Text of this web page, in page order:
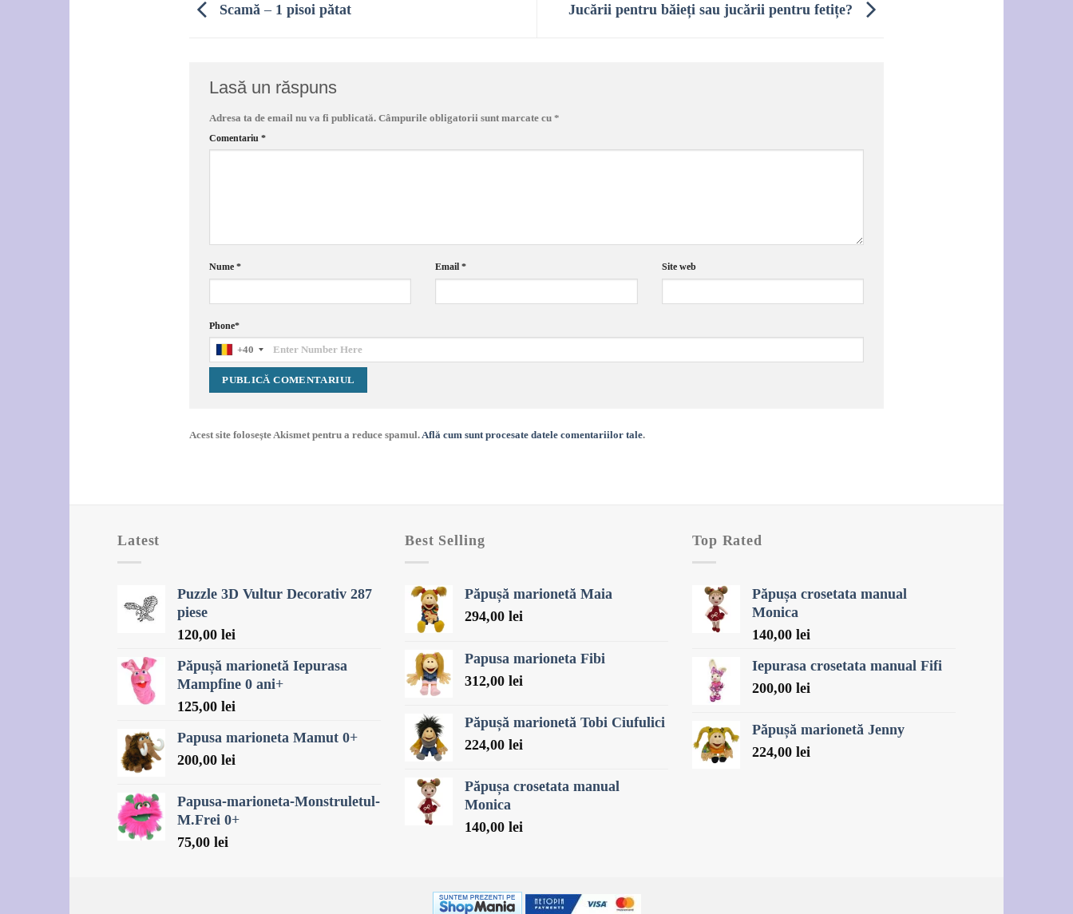
Scamă – 1 pisoi pătat Jucării pentru băieți sau jucării pentru fetițe?
Lasă un răspuns
Adresa ta de email nu va fi publicată. Câmpurile obligatorii sunt marcate cu *
Comentariu *
Nume * Email* Site web
Phone*
+40
Acest site folosește Akismet pentru a reduce spamul. Află cum sunt procesate datele comentariilor tale.
Latest
Puzzle 3D Vultur Decorativ 287
piese
120,00 lei
Păpușă marionetă Iepurasa
Mampfine 0 ani+
125,00 lei
Papusa marioneta Mamut 0+
200,00 lei
Papusa-marioneta-Monstruletul-
M.Frei 0+
75,00 lei
Best Selling
Păpușă marionetă Maia
294,00 lei
Papusa marioneta Fibi
312,00 lei
Păpușă marionetă Tobi Ciufulici
224,00 lei
Păpușa crosetata manual
Monica
140,00 lei
Top Rated
Păpușa crosetata manual
Monica
140,00 lei
Iepurasa crosetata manual Fifi
200,00 lei
Păpușă marionetă Jenny
224,00 lei